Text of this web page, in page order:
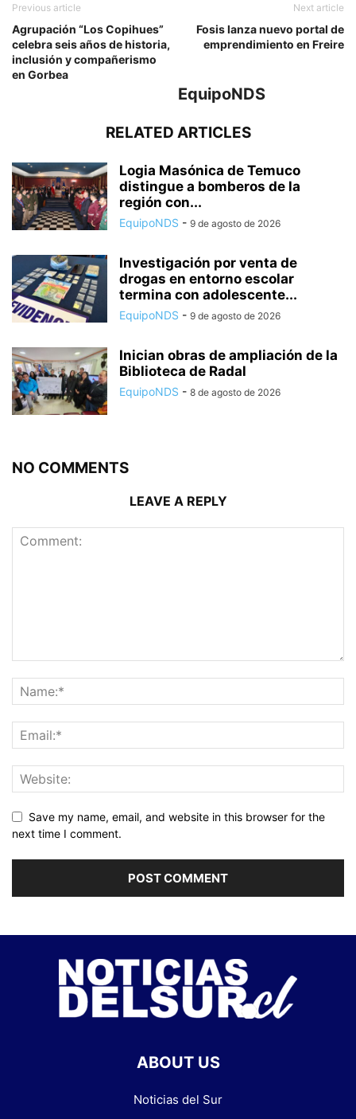
Previous article
Agrupación “Los Copihues”
celebra seis años de historia,
inclusión y compañerismo
en Gorbea
Next article
Fosis lanza nuevo portal de
emprendimiento en Freire
EquipoNDS
RELATED ARTICLES
Logia Masónica de Temuco
distingue a bomberos de la
región con...
EquipoNDS - 9 de agosto de 2026
Investigación por venta de
drogas en entorno escolar
termina con adolescente...
EquipoNDS - 9 de agosto de 2026
Inician obras de ampliación de la
Biblioteca de Radal
EquipoNDS - 8 de agosto de 2026
NO COMMENTS
LEAVE A REPLY
Save my name, email, and website in this browser for the
next time I comment.
ABOUT US
Noticias del Sur